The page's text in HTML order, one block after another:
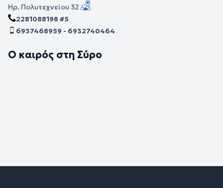
Ηρ. Πολυτεχνείου 32
2281088198 #5
6937468959 - 6932740464
Ο καιρός στη Σύρο